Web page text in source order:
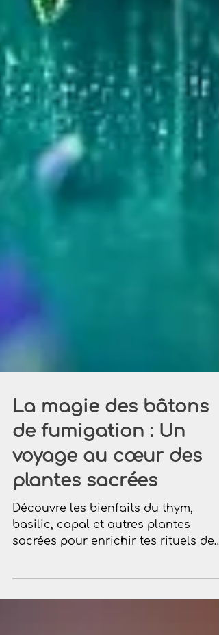
La magie des bâtons
de fumigation : Un
voyage au cœur des
plantes sacrées
Découvre les bienfaits du thym,
basilic, copal et autres plantes
fumigation.